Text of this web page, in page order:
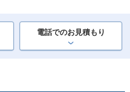
電話でのお見積もり